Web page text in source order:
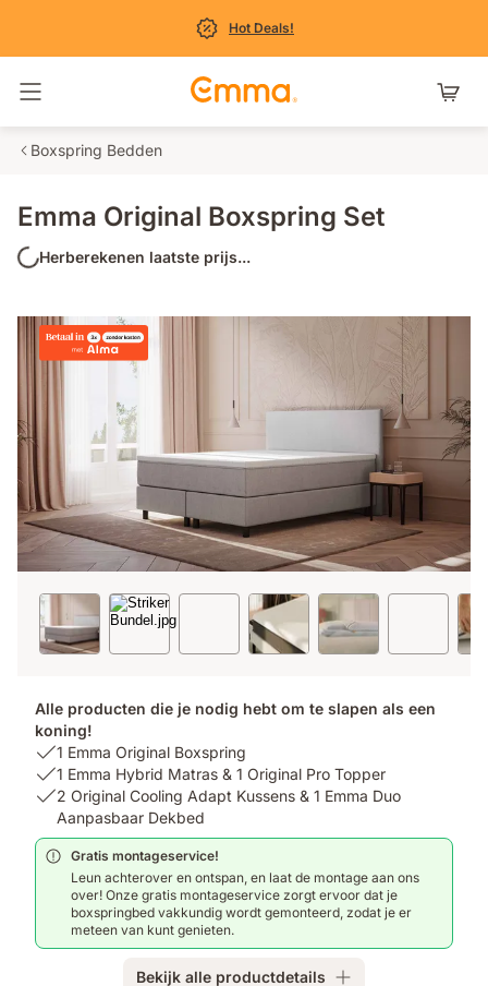
Hot Deals!
Navigatie in- en uitschakelen
Boxspring Bedden
Emma Original Boxspring Set
Herberekenen laatste prijs...
Alle producten die je nodig hebt om te slapen als een
koning!
USP
1:
1
Emma
Original
Boxspring
1 Emma Original Boxspring
USP
2:
Emma
Hybrid
Matras
Original
1 Emma Hybrid Matras & 1 Original Pro Topper
USP
2
Original
Cooling
Adapt
Kussens
&
2 Original Cooling Adapt Kussens & 1 Emma Duo
Aanpasbaar Dekbed
Gratis montageservice!
Leun achterover en ontspan, en laat de montage aan ons
over! Onze gratis montageservice zorgt ervoor dat je
boxspringbed vakkundig wordt gemonteerd, zodat je er
meteen van kunt genieten.
Bekijk alle productdetails